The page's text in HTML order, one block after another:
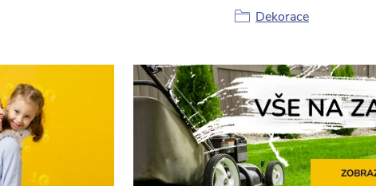
Dekorace